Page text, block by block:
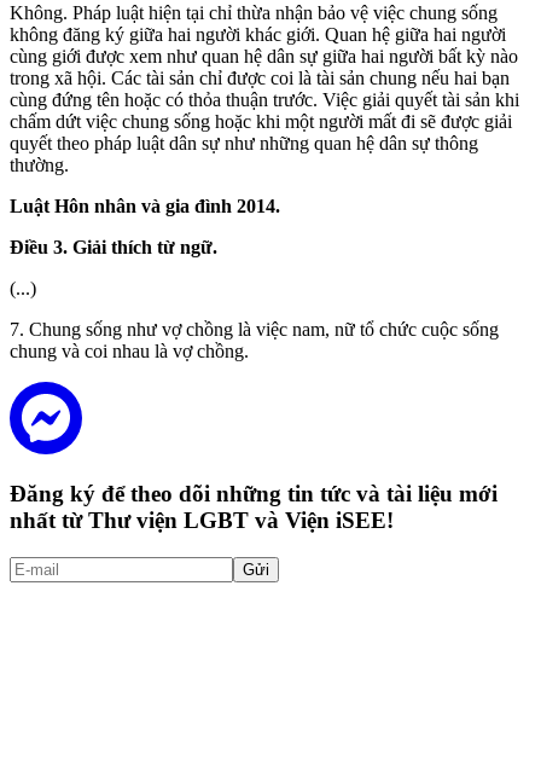
Không. Pháp luật hiện tại chỉ thừa nhận bảo vệ việc chung sống
không đăng ký giữa hai người khác giới. Quan hệ giữa hai người
cùng giới được xem như quan hệ dân sự giữa hai người bất kỳ nào
trong xã hội. Các tài sản chỉ được coi là tài sản chung nếu hai bạn
cùng đứng tên hoặc có thỏa thuận trước. Việc giải quyết tài sản khi
chấm dứt việc chung sống hoặc khi một người mất đi sẽ được giải
quyết theo pháp luật dân sự như những quan hệ dân sự thông
thường.
Luật Hôn nhân và gia đình 2014.
Điều 3. Giải thích từ ngữ.
(...)
7. Chung sống như vợ chồng là việc nam, nữ tổ chức cuộc sống
chung và coi nhau là vợ chồng.
Đăng ký để theo dõi những tin tức và tài liệu mới
nhất từ Thư viện LGBT và Viện iSEE!
Gửi